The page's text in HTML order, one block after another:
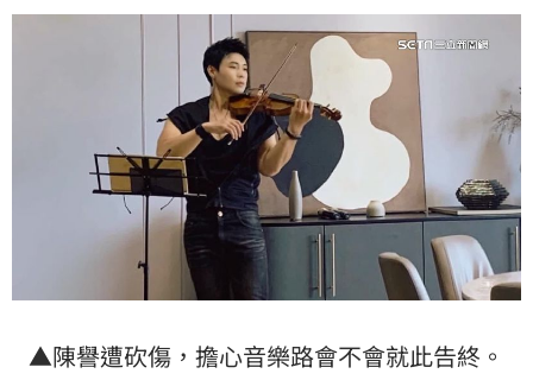
▲陳譽遭砍傷，擔心音樂路會不會就此告終。